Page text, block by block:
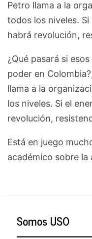
Petro llama a la
todos los niveles.
habrá revolución,
¿Qué pasará si
poder en
llama a la
los niveles. Si el
revolución,
Está en juego
académico sobre la
Somos USO